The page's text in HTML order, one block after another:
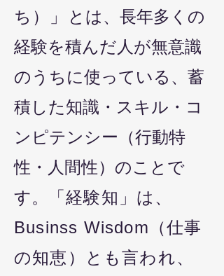
ち）」
とは、長年多くの
経験を積んだ人が無意識
のうちに使っている、蓄
積した知識・スキル・コ
ンピテンシー（行動特
性・人間性）のことで
す。
「経験知」は、
Businss Wisdom（仕事
の知恵）とも言われ、